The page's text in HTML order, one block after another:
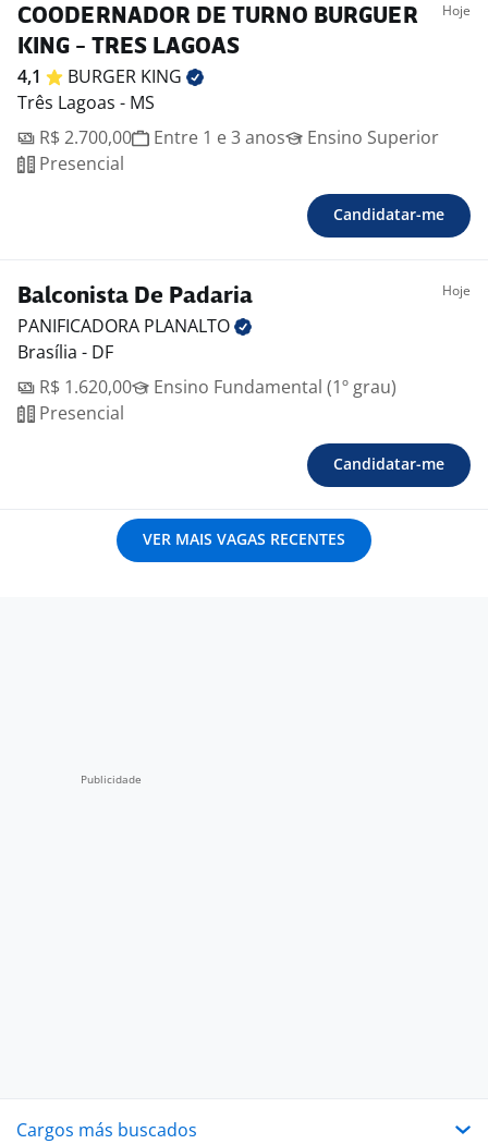
COODERNADOR DE TURNO BURGUER
KING - TRES LAGOAS
Hoje
4,1 BURGER KING
Três Lagoas - MS
R$ 2.700,00
Entre 1 e 3 anos
Ensino Superior
Presencial
Candidatar-me
Balconista De Padaria Hoje
PANIFICADORA PLANALTO
Brasília - DF
R$ 1.620,00
Ensino Fundamental (1º grau)
Presencial
Candidatar-me
VER MAIS VAGAS RECENTES
Cargos más buscados